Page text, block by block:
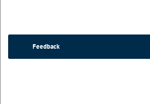
Feedback